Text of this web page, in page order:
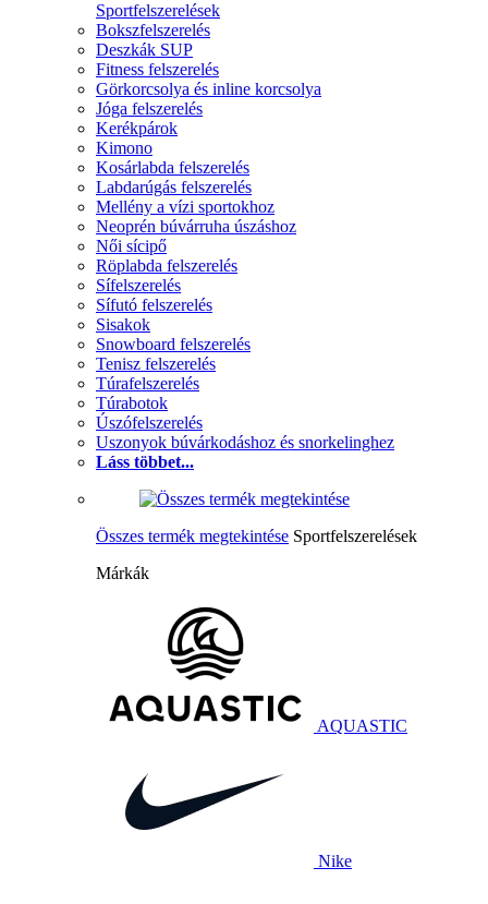
Sportfelszerelések
Bokszfelszerelés
Deszkák SUP
Fitness felszerelés
Görkorcsolya és inline korcsolya
Jóga felszerelés
Kerékpárok
Kimono
Kosárlabda felszerelés
Labdarúgás felszerelés
Mellény a vízi sportokhoz
Neoprén búvárruha úszáshoz
Női sícipő
Röplabda felszerelés
Sífelszerelés
Sífutó felszerelés
Sisakok
Snowboard felszerelés
Tenisz felszerelés
Túrafelszerelés
Túrabotok
Úszófelszerelés
Uszonyok búvárkodáshoz és snorkelinghez
Láss többet...
Összes termék megtekintése Sportfelszerelések
Márkák
AQUASTIC
Nike